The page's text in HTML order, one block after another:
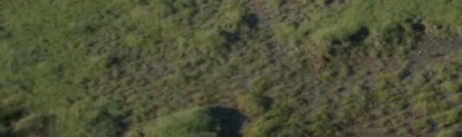
UNTERSTÜTZEN
ÜBER UNS
Zoologische Gesellschaft Frankfurt